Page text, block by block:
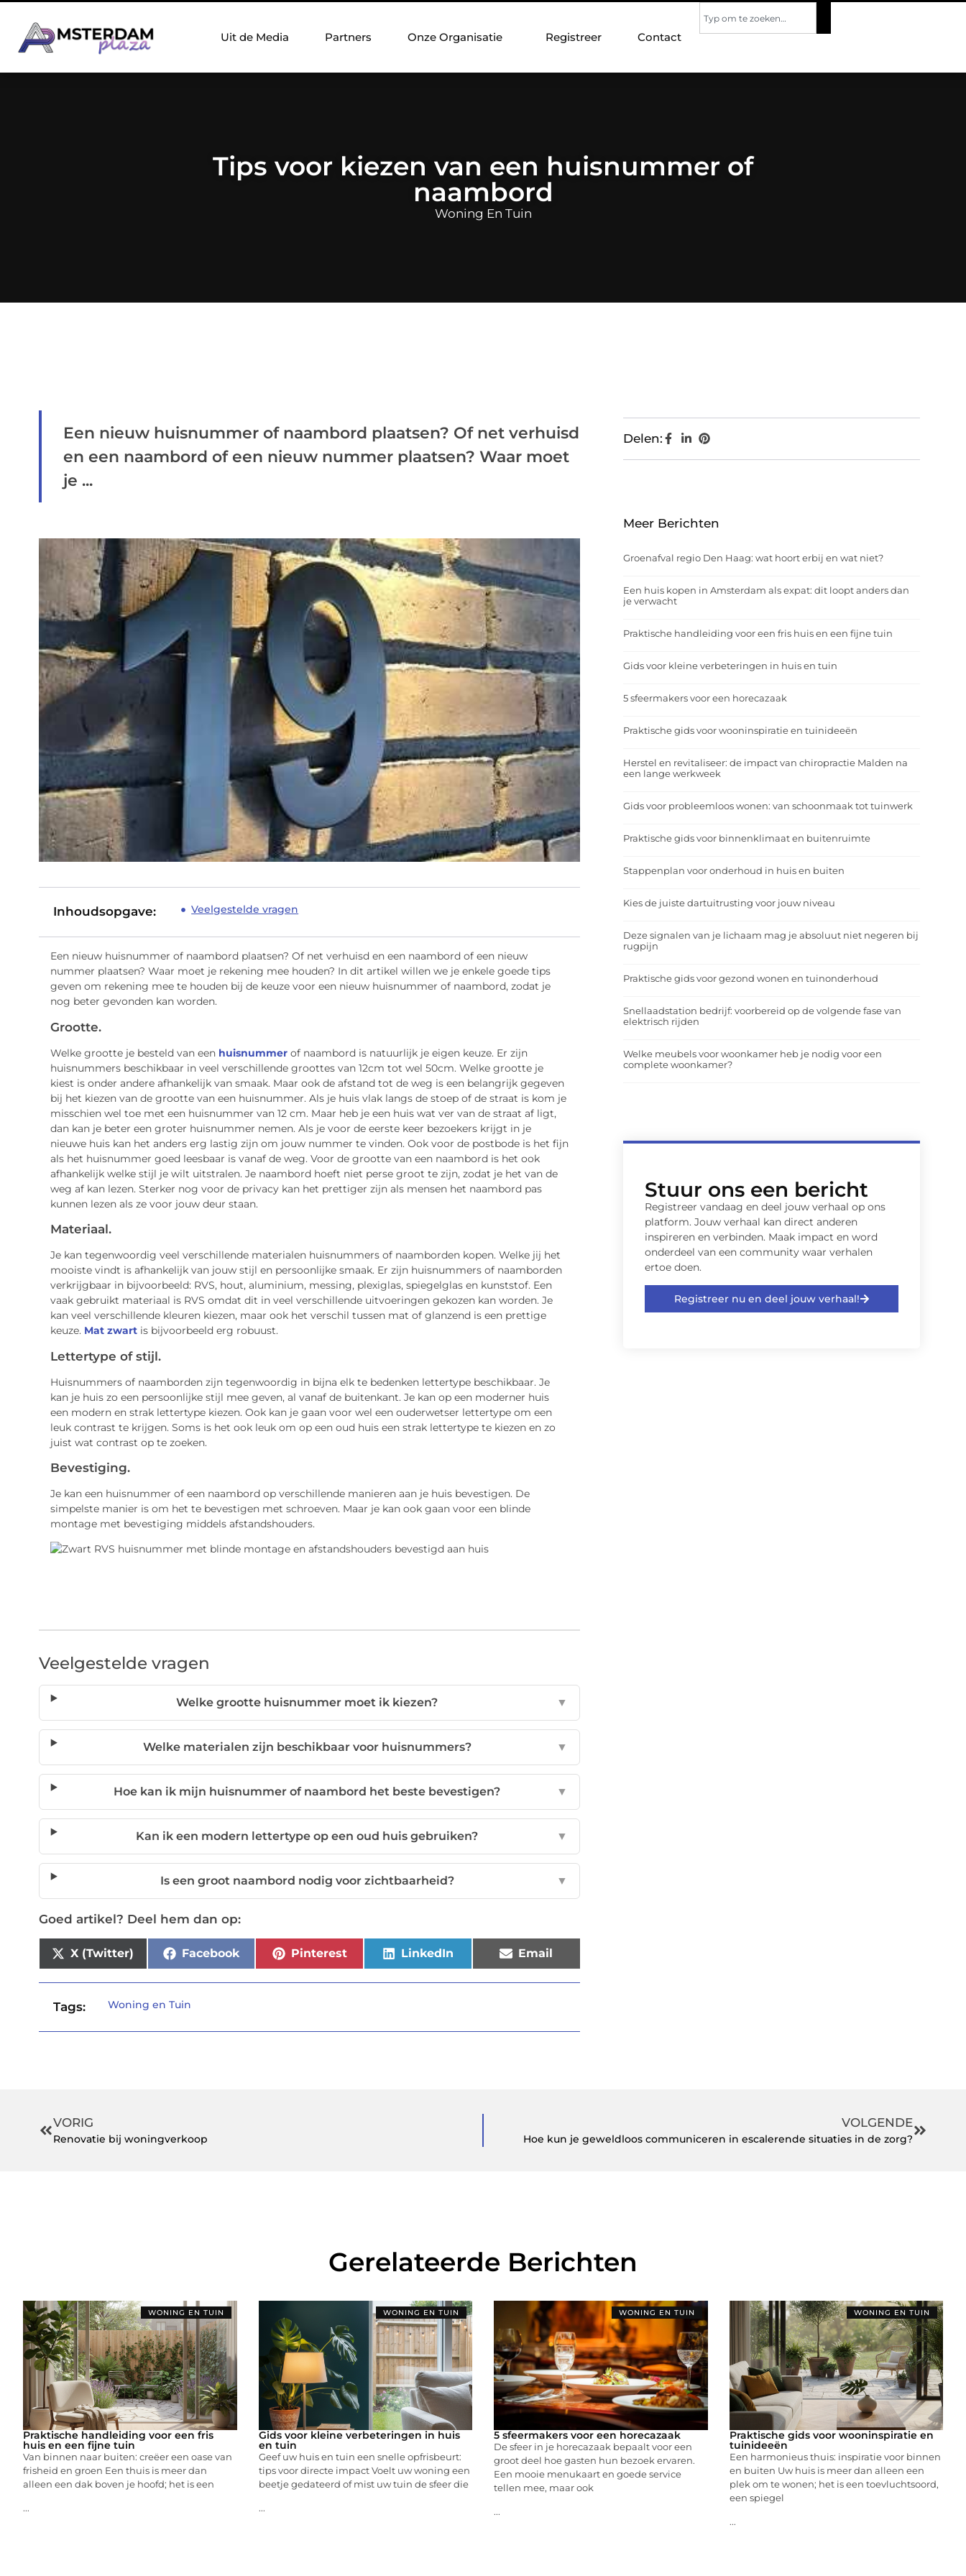
Uit de Media Partners Onze Organisatie Registreer Contact
Tips voor kiezen van een huisnummer of
naambord
Woning En Tuin
Een nieuw huisnummer of naambord plaatsen? Of net verhuisd
en een naambord of een nieuw nummer plaatsen? Waar moet
je ...
Inhoudsopgave: Veelgestelde vragen
Een nieuw huisnummer of naambord plaatsen? Of net verhuisd en een naambord of een nieuw
nummer plaatsen? Waar moet je rekening mee houden? In dit artikel willen we je enkele goede tips
geven om rekening mee te houden bij de keuze voor een nieuw huisnummer of naambord, zodat je
nog beter gevonden kan worden.
Grootte.
Welke grootte je besteld van een huisnummer of naambord is natuurlijk je eigen keuze. Er zijn
huisnummers beschikbaar in veel verschillende groottes van 12cm tot wel 50cm. Welke grootte je
kiest is onder andere afhankelijk van smaak. Maar ook de afstand tot de weg is een belangrijk gegeven
bij het kiezen van de grootte van een huisnummer. Als je huis vlak langs de stoep of de straat is kom je
misschien wel toe met een huisnummer van 12 cm. Maar heb je een huis wat ver van de straat af ligt,
dan kan je beter een groter huisnummer nemen. Als je voor de eerste keer bezoekers krijgt in je
nieuwe huis kan het anders erg lastig zijn om jouw nummer te vinden. Ook voor de postbode is het fijn
als het huisnummer goed leesbaar is vanaf de weg. Voor de grootte van een naambord is het ook
afhankelijk welke stijl je wilt uitstralen. Je naambord hoeft niet perse groot te zijn, zodat je het van de
weg af kan lezen. Sterker nog voor de privacy kan het prettiger zijn als mensen het naambord pas
kunnen lezen als ze voor jouw deur staan.
Materiaal.
Je kan tegenwoordig veel verschillende materialen huisnummers of naamborden kopen. Welke jij het
mooiste vindt is afhankelijk van jouw stijl en persoonlijke smaak. Er zijn huisnummers of naamborden
verkrijgbaar in bijvoorbeeld: RVS, hout, aluminium, messing, plexiglas, spiegelglas en kunststof. Een
vaak gebruikt materiaal is RVS omdat dit in veel verschillende uitvoeringen gekozen kan worden. Je
kan veel verschillende kleuren kiezen, maar ook het verschil tussen mat of glanzend is een prettige
keuze. Mat zwartis bijvoorbeeld erg robuust.
Lettertype of stijl.
Huisnummers of naamborden zijn tegenwoordig in bijna elk te bedenken lettertype beschikbaar. Je
kan je huis zo een persoonlijke stijl mee geven, al vanaf de buitenkant. Je kan op een moderner huis
een modern en strak lettertype kiezen. Ook kan je gaan voor wel een ouderwetser lettertype om een
leuk contrast te krijgen. Soms is het ook leuk om op een oud huis een strak lettertype te kiezen en zo
juist wat contrast op te zoeken.
Bevestiging.
Je kan een huisnummer of een naambord op verschillende manieren aan je huis bevestigen. De
simpelste manier is om het te bevestigen met schroeven. Maar je kan ook gaan voor een blinde
montage met bevestiging middels afstandshouders.
Veelgestelde vragen
Welke grootte huisnummer moet ik kiezen? ▼
Welke materialen zijn beschikbaar voor huisnummers? ▼
Hoe kan ik mijn huisnummer of naambord het beste bevestigen? ▼
Kan ik een modern lettertype op een oud huis gebruiken? ▼
Is een groot naambord nodig voor zichtbaarheid? ▼
Goed artikel? Deel hem dan op:
X (Twitter) Facebook Pinterest LinkedIn Email
Tags: Woning en Tuin
Delen:
Meer Berichten
Groenafval regio Den Haag: wat hoort erbij en wat niet?
Een huis kopen in Amsterdam als expat: dit loopt anders dan
je verwacht
Praktische handleiding voor een fris huis en een fijne tuin
Gids voor kleine verbeteringen in huis en tuin
5 sfeermakers voor een horecazaak
Praktische gids voor wooninspiratie en tuinideeën
Herstel en revitaliseer: de impact van chiropractie Malden na
een lange werkweek
Gids voor probleemloos wonen: van schoonmaak tot tuinwerk
Praktische gids voor binnenklimaat en buitenruimte
Stappenplan voor onderhoud in huis en buiten
Kies de juiste dartuitrusting voor jouw niveau
Deze signalen van je lichaam mag je absoluut niet negeren bij
rugpijn
Praktische gids voor gezond wonen en tuinonderhoud
Snellaadstation bedrijf: voorbereid op de volgende fase van
elektrisch rijden
Welke meubels voor woonkamer heb je nodig voor een
complete woonkamer?
Stuur ons een bericht
Registreer vandaag en deel jouw verhaal op ons
platform. Jouw verhaal kan direct anderen
inspireren en verbinden. Maak impact en word
onderdeel van een community waar verhalen
ertoe doen.
Registreer nu en deel jouw verhaal!
VORIG
Renovatie bij woningverkoop
VOLGENDE
Hoe kun je geweldloos communiceren in escalerende situaties in de zorg?
Gerelateerde Berichten
WONING EN TUIN
Praktische handleiding voor een fris
huis en een fijne tuin
Van binnen naar buiten: creëer een oase van
frisheid en groen Een thuis is meer dan
alleen een dak boven je hoofd; het is een
...
WONING EN TUIN
Gids voor kleine verbeteringen in huis
en tuin
Geef uw huis en tuin een snelle opfrisbeurt:
tips voor directe impact Voelt uw woning een
beetje gedateerd of mist uw tuin de sfeer die
...
WONING EN TUIN
5 sfeermakers voor een horecazaak
De sfeer in je horecazaak bepaalt voor een
groot deel hoe gasten hun bezoek ervaren.
Een mooie menukaart en goede service
tellen mee, maar ook
...
WONING EN TUIN
Praktische gids voor wooninspiratie en
tuinideeën
Een harmonieus thuis: inspiratie voor binnen
en buiten Uw huis is meer dan alleen een
plek om te wonen; het is een toevluchtsoord,
een spiegel
...